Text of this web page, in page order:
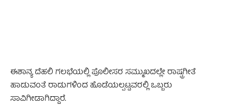
ಈಶಾನ್ಯ ದೆಹಲಿ ಗಲಭೆಯಲ್ಲಿ ಪೊಲೀಸರ ಸಮ್ಮುಖದಲ್ಲೇ ರಾಷ್ಟ್ರಗೀತೆ
ಹಾಡುವಂತೆ ರಾಡುಗಳಿಂದ ಹೊಡೆಯಲ್ಪಟ್ಟವರಲ್ಲಿ ಒಬ್ಬರು
ಸಾವಿಗೀಡಾಗಿದ್ದಾರೆ.